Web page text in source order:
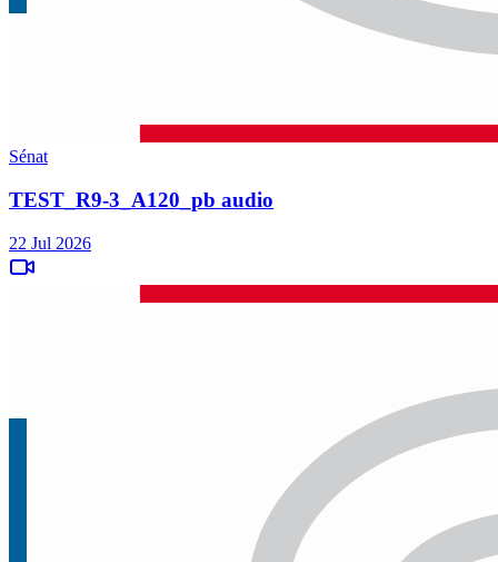
Sénat
TEST_R9-3_A120_pb audio
22 Jul 2026